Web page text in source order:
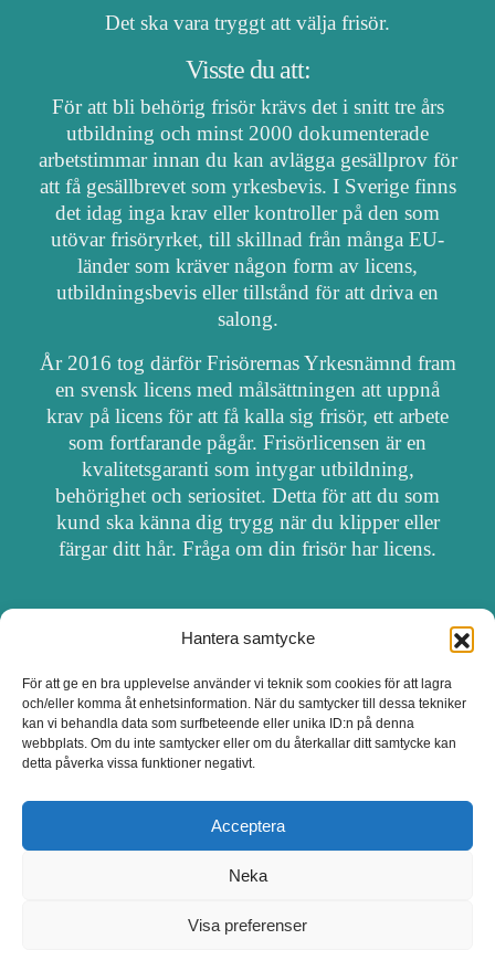
Hantera samtycke
För att ge en bra upplevelse använder vi teknik som cookies för att lagra
och/eller komma åt enhetsinformation. När du samtycker till dessa tekniker
kan vi behandla data som surfbeteende eller unika ID:n på denna
webbplats. Om du inte samtycker eller om du återkallar ditt samtycke kan
detta påverka vissa funktioner negativt.
Acceptera
Neka
Visa preferenser
Det ska vara tryggt att välja frisör.
Visste du att:
För att bli behörig frisör krävs det i snitt tre års
utbildning och minst 2000 dokumenterade
arbetstimmar innan du kan avlägga gesällprov för
att få gesällbrevet som yrkesbevis. I Sverige finns
det idag inga krav eller kontroller på den som
utövar frisöryrket, till skillnad från många EU-
länder som kräver någon form av licens,
utbildningsbevis eller tillstånd för att driva en
salong.
År 2016 tog därför Frisörernas Yrkesnämnd fram
en svensk licens med målsättningen att uppnå
krav på licens för att få kalla sig frisör, ett arbete
som fortfarande pågår. Frisörlicensen är en
kvalitetsgaranti som intygar utbildning,
behörighet och seriositet. Detta för att du som
kund ska känna dig trygg när du klipper eller
färgar ditt hår. Fråga om din frisör har licens.
OM FRISÖRSÖK
UPPDATERA SALONG